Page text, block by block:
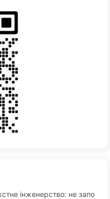
інженерство: не запо